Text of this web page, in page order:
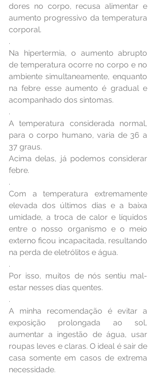
dores no corpo, recusa alimentar e
aumento progressivo da temperatura
corporal.
.
Na hipertermia, o aumento abrupto
de temperatura ocorre no corpo e no
ambiente simultaneamente, enquanto
na febre esse aumento é gradual e
acompanhado dos sintomas.
.
A temperatura considerada normal,
para o corpo humano, varia de 36 a
37 graus.
Acima delas, já podemos considerar
febre.
.
Com a temperatura extremamente
elevada dos últimos dias e a baixa
umidade, a troca de calor e líquidos
entre o nosso organismo e o meio
externo ficou incapacitada, resultando
na perda de eletrólitos e água.
.
Por isso, muitos de nós sentiu mal-
estar nesses dias quentes.
.
A minha recomendação é evitar a
exposição prolongada ao sol,
aumentar a ingestão de água, usar
roupas leves e claras. O ideal é sair de
casa somente em casos de extrema
necessidade.